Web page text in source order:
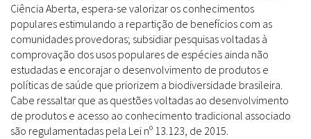
Ciência Aberta, espera-se valorizar os conhecimentos
populares estimulando a repartição de benefícios com as
comunidades provedoras; subsidiar pesquisas voltadas à
comprovação dos usos populares de espécies ainda não
estudadas e encorajar o desenvolvimento de produtos e
políticas de saúde que priorizem a biodiversidade brasileira.
Cabe ressaltar que as questões voltadas ao desenvolvimento
de produtos e acesso ao conhecimento tradicional associado
são regulamentadas pela Lei nº 13.123, de 2015.